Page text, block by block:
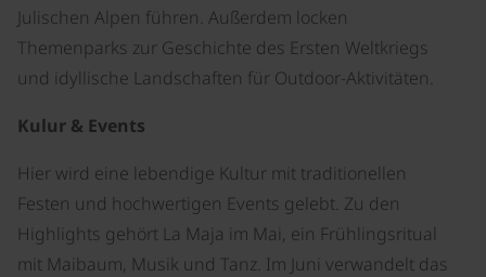
Julischen Alpen führen. Außerdem locken
Themenparks zur Geschichte des Ersten Weltkriegs
und idyllische Landschaften für Outdoor-Aktivitäten.
Kulur & Events
Hier wird eine lebendige Kultur mit traditionellen
Festen und hochwertigen Events gelebt. Zu den
Highlights gehört La Maja im Mai, ein Frühlingsritual
mit Maibaum, Musik und Tanz. Im Juni verwandelt das